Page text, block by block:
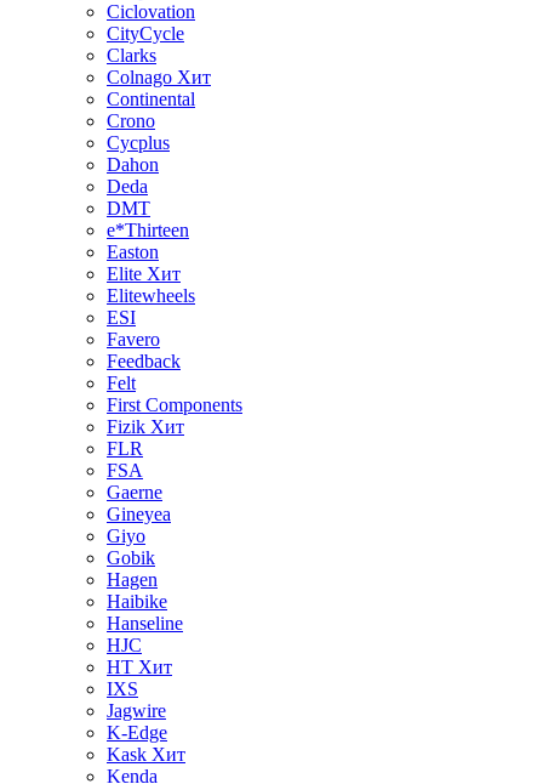
Ciclovation
CityCycle
Clarks
Colnago Хит
Continental
Crono
Cycplus
Dahon
Deda
DMT
e*Thirteen
Easton
Elite Хит
Elitewheels
ESI
Favero
Feedback
Felt
First Components
Fizik Хит
FLR
FSA
Gaerne
Gineyea
Giyo
Gobik
Hagen
Haibike
Hanseline
HJC
HT Хит
IXS
Jagwire
K-Edge
Kask Хит
Kenda